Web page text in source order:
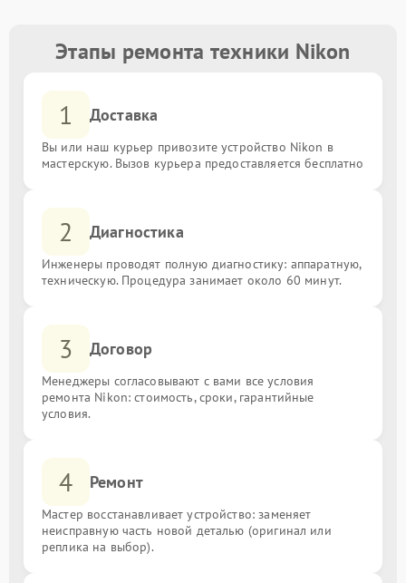
Этапы ремонта техники Nikon
1 Доставка
Вы или наш курьер привозите устройство Nikon в
мастерскую. Вызов курьера предоставляется бесплатно
2 Диагностика
Инженеры проводят полную диагностику: аппаратную,
техническую. Процедура занимает около 60 минут.
3 Договор
Менеджеры согласовывают с вами все условия
ремонта Nikon: стоимость, сроки, гарантийные
условия.
4 Ремонт
Мастер восстанавливает устройство: заменяет
неисправную часть новой деталью (оригинал или
реплика на выбор).